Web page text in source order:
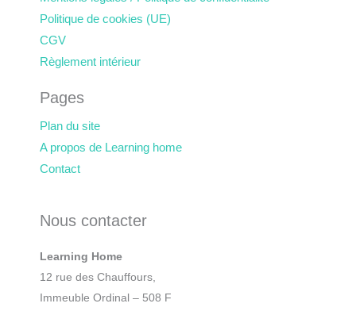
Politique de cookies (UE)
CGV
Règlement intérieur
Pages
Plan du site
A propos de Learning home
Contact
Nous contacter
Learning Home
12 rue des Chauffours,
Immeuble Ordinal – 508 F